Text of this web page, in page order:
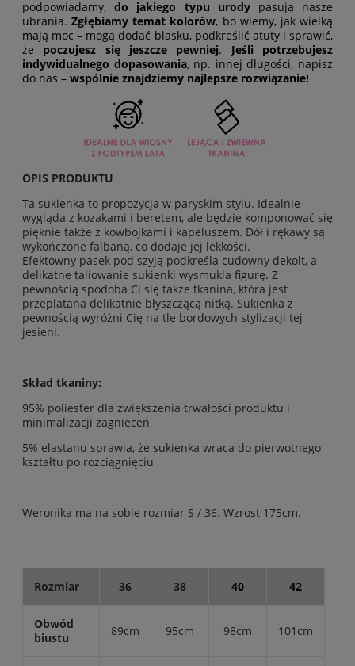
podpowiadamy,do jakiego typu urodypasują nasze
ubrania.Zgłębiamy temat kolorów, bo wiemy, jak wielką
mają moc – mogą dodać blasku, podkreślić atuty i sprawić,
że poczujesz się jeszcze pewniej. Jeśli potrzebujesz
indywidualnego dopasowania, np. innej długości, napisz
do nas – wspólnie znajdziemy najlepsze rozwiązanie!
OPIS PRODUKTU
Ta sukienka to propozycja w paryskim stylu. Idealnie
wygląda z kozakami i beretem, ale będzie komponować się
pięknie także z kowbojkami i kapeluszem. Dół i rękawy są
wykończone falbaną, co dodaje jej lekkości.
Efektowny pasek pod szyją podkreśla cudowny dekolt, a
delikatne taliowanie sukienki wysmukla figurę. Z
pewnością spodoba Ci się także tkanina, która jest
przeplatana delikatnie błyszczącą nitką. Sukienka z
pewnością wyróżni Cię na tle bordowych stylizacji tej
jesieni.
Skład tkaniny:
95% poliester dla zwiększenia trwałości produktu i
minimalizacji zagnieceń
5% elastanu sprawia, że sukienka wraca do pierwotnego
kształtu po rozciągnięciu
Weronika ma na sobie rozmiar S / 36. Wzrost 175cm.
Rozmiar 36 38 40 42
Obwód
biustu
89cm 95cm 98cm 101cm